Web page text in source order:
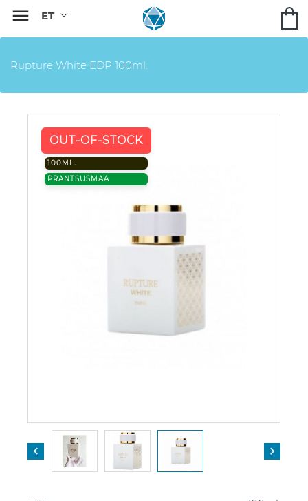

Rupture White EDP 100ml.
OUT-OF-STOCK
100ML.
PRANTSUSMAA
 